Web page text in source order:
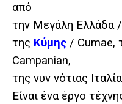
από
την Μεγάλη Ελλάδα
της Κύμης / Cumae,
Campanian,
της νυν νότιας
Είναι ένα έργο